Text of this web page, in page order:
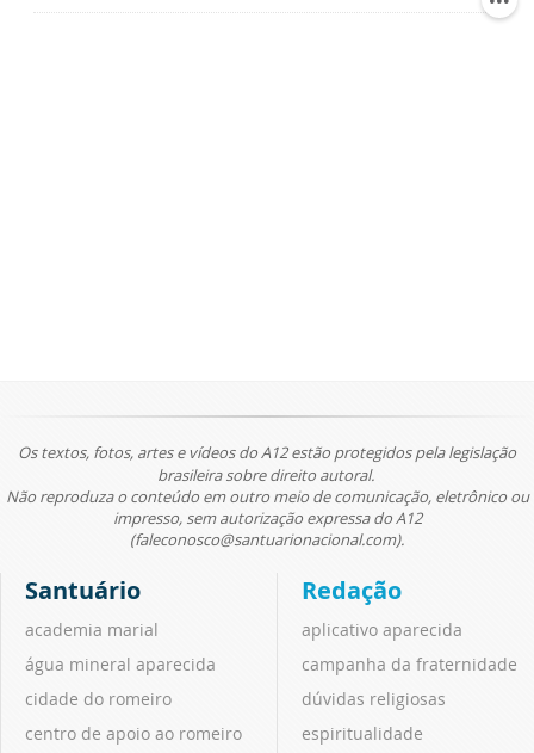
Os textos, fotos, artes e vídeos do A12 estão protegidos pela legislação
brasileira sobre direito autoral.
Não reproduza o conteúdo em outro meio de comunicação, eletrônico ou
impresso, sem autorização expressa do A12
(faleconosco@santuarionacional.com).
Santuário
academia marial
água mineral aparecida
cidade do romeiro
centro de apoio ao romeiro
Redação
aplicativo aparecida
campanha da fraternidade
dúvidas religiosas
espiritualidade